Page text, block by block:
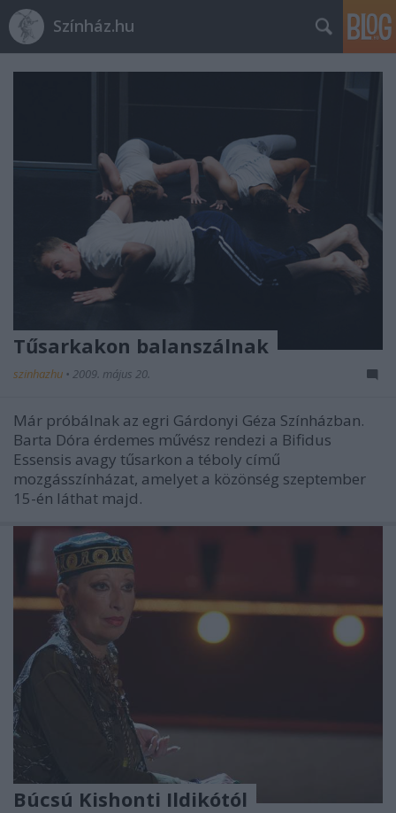
Színház.hu
Tűsarkakon balanszálnak
szinhazhu • 2009. május 20.
Már próbálnak az egri Gárdonyi Géza Színházban.
Barta Dóra érdemes művész rendezi a Bifidus
Essensis avagy tűsarkon a téboly című
mozgásszínházat, amelyet a közönség szeptember
15-én láthat majd.
Búcsú Kishonti Ildikótól